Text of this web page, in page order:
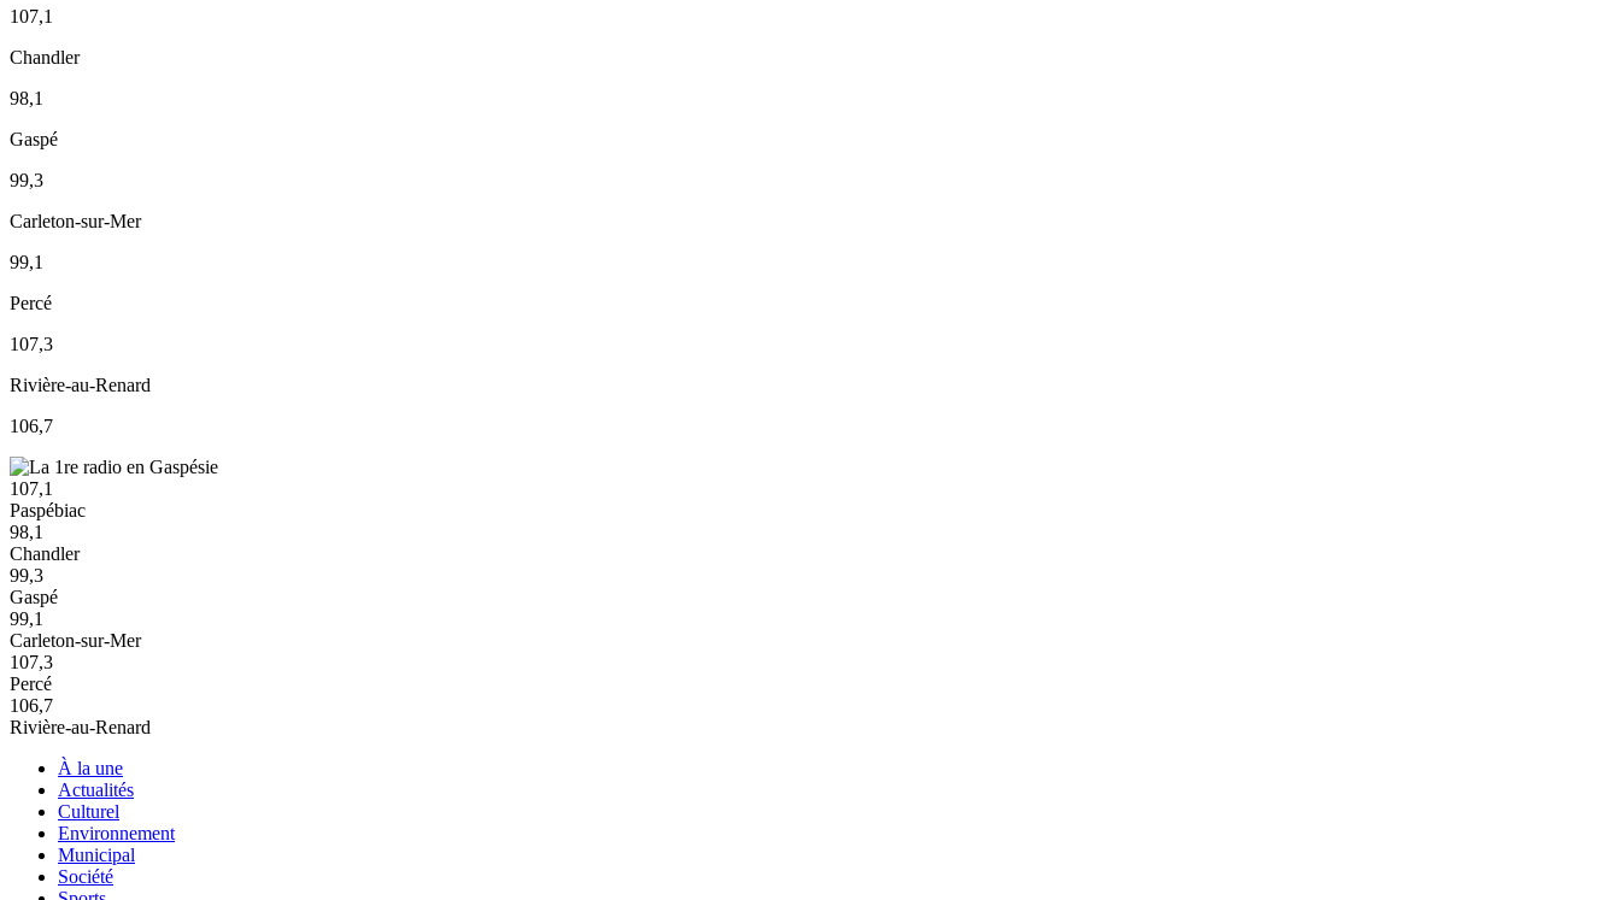
107,1
Chandler
98,1
Gaspé
99,3
Carleton-sur-Mer
99,1
Percé
107,3
Rivière-au-Renard
106,7
107,1
Paspébiac
98,1
Chandler
99,3
Gaspé
99,1
Carleton-sur-Mer
107,3
Percé
106,7
Rivière-au-Renard
À la une
Actualités
Culturel
Environnement
Municipal
Société